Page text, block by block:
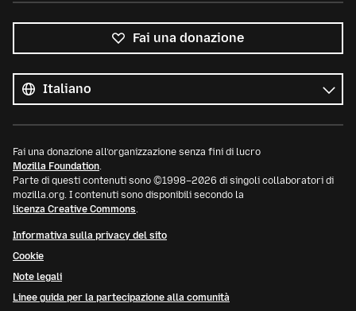
Fai una donazione
le
lingue
Lingua
Fai una donazione all’organizzazione senza fini di lucro
Mozilla Foundation.
Parte di questi contenuti sono ©1998–2026 di singoli collaboratori di
mozilla.org. I contenuti sono disponibili secondo la
licenza Creative Commons.
Informativa sulla privacy del sito
Cookie
Note legali
Linee guida per la partecipazione alla comunità